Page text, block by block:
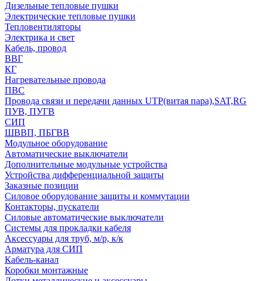
Дизельные тепловые пушки
Электрические тепловые пушки
Тепловентиляторы
Электрика и свет
Кабель, провод
ВВГ
КГ
Нагревательные провода
ПВС
Провода связи и передачи данных UTP(витая пара),SAT,RG
ПУВ, ПУГВ
СИП
ШВВП, ПБГВВ
Модульное оборудование
Автоматические выключатели
Дополнительные модульные устройства
Устройства дифференциальной защиты
Заказные позиции
Силовое оборудование защиты и коммутации
Контакторы, пускатели
Силовые автоматические выключатели
Системы для прокладки кабеля
Аксессуары для труб, м/р, к/к
Арматура для СИП
Кабель-канал
Коробки монтажные